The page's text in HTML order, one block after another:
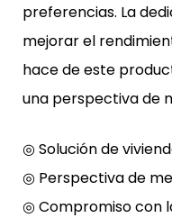
preferencias. La
mejorar el
hace de este
una perspectiva de
◎ Solución de
◎ Perspectiva de
◎ Compromiso con